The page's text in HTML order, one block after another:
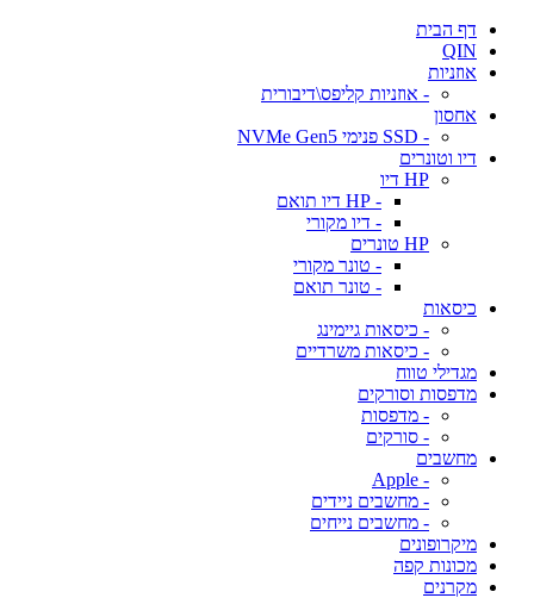
דף הבית
QIN
אוזניות
- אוזניות קליפס\דיבורית
אחסון
- SSD פנימי NVMe Gen5
דיו וטונרים
HP דיו
- HP דיו תואם
- דיו מקורי
HP טונרים
- טונר מקורי
- טונר תואם
כיסאות
- כיסאות גיימינג
- כיסאות משרדיים
מגדילי טווח
מדפסות וסורקים
- מדפסות
- סורקים
מחשבים
- Apple
- מחשבים ניידים
- מחשבים נייחים
מיקרופונים
מכונות קפה
מקרנים